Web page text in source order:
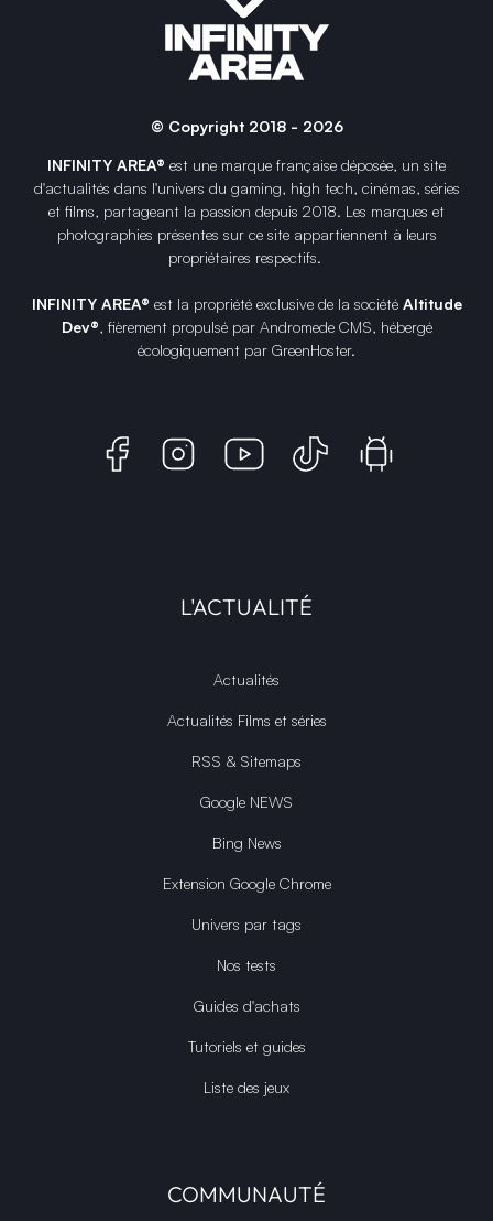
© Copyright 2018 - 2026
INFINITY AREA® est une marque française déposée, un site
d'actualités dans l'univers du gaming, high tech, cinémas, séries
et films, partageant la passion depuis 2018. Les marques et
photographies présentes sur ce site appartiennent à leurs
propriétaires respectifs.
INFINITY AREA® est la propriété exclusive de la société Altitude
Dev®, fièrement propulsé par Andromede CMS, hébergé
écologiquement par GreenHoster.
L'ACTUALITÉ
Actualités
Actualités Films et séries
RSS & Sitemaps
Google NEWS
Bing News
Extension Google Chrome
Univers par tags
Nos tests
Guides d'achats
Tutoriels et guides
Liste des jeux
COMMUNAUTÉ